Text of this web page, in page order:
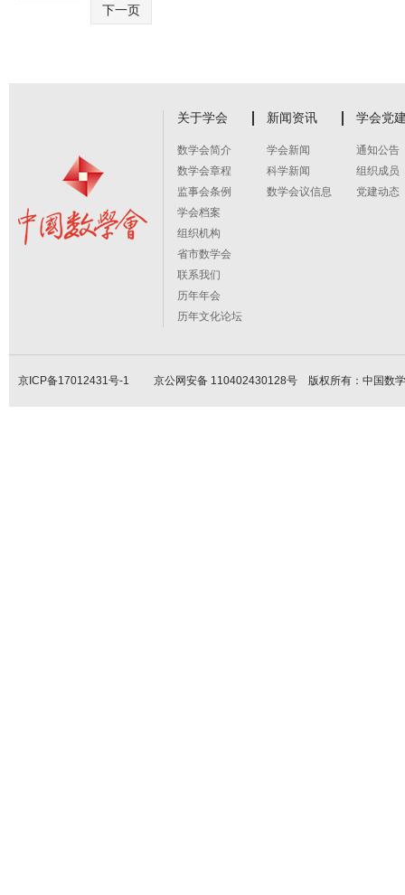
下一页
关于学会
数学会简介
数学会章程
监事会条例
学会档案
组织机构
省市数学会
联系我们
历年年会
历年文化论坛
新闻资讯
学会新闻
科学新闻
数学会议信息
学会党
通知公告
组织成员
党建动态
京ICP备17012431号-1 京公网安备 110402430128号 版权所有：中国